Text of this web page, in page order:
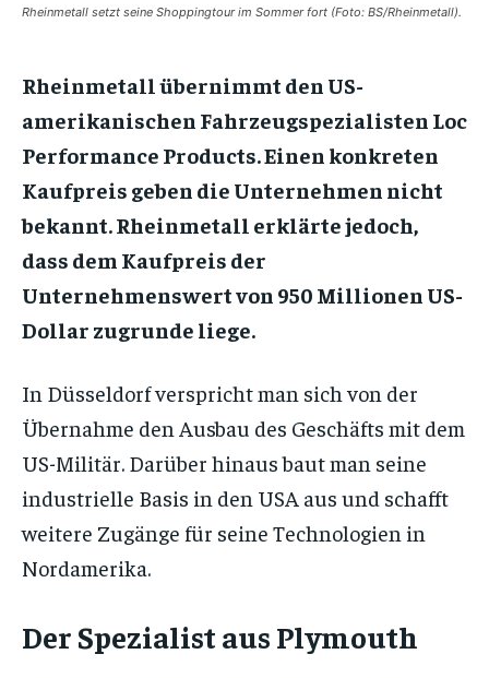
Rheinmetall setzt seine Shoppingtour im Sommer fort (Foto: BS/Rheinmetall).
Rheinmetall übernimmt den US-
amerikanischen Fahrzeugspezialisten Loc
Performance Products. Einen konkreten
Kaufpreis geben die Unternehmen nicht
bekannt. Rheinmetall erklärte jedoch,
dass dem Kaufpreis der
Unternehmenswert von 950 Millionen US-
Dollar zugrunde liege.
In Düsseldorf verspricht man sich von der
Übernahme den Ausbau des Geschäfts mit dem
US-Militär. Darüber hinaus baut man seine
industrielle Basis in den USA aus und schafft
weitere Zugänge für seine Technologien in
Nordamerika.
Der Spezialist aus Plymouth